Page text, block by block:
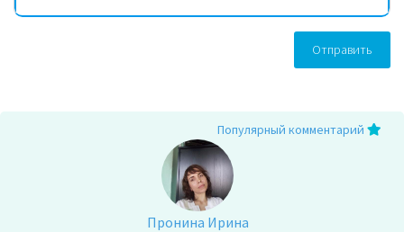
Отправить
Популярный комментарий
Пронина Ирина